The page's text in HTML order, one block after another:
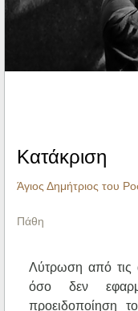
Ηχητικά
Κατάκριση
Άγιος Δημήτριος του
Πάθη
Λύτρωση από τις
όσο δεν
προειδοποίηση